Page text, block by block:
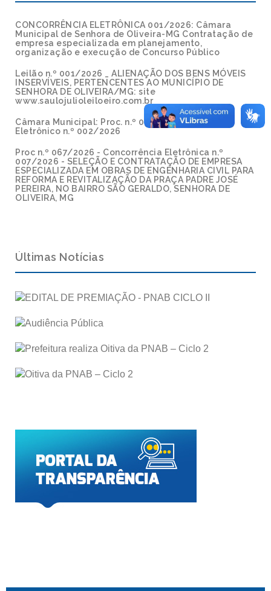
CONCORRÊNCIA ELETRÔNICA 001/2026: Câmara
Municipal de Senhora de Oliveira-MG Contratação de
empresa especializada em planejamento,
organização e execução de Concurso Público
Leilão n.º 001/2026 _ ALIENAÇÃO DOS BENS MÓVEIS
INSERVÍVEIS, PERTENCENTES AO MUNICÍPIO DE
SENHORA DE OLIVEIRA/MG: site
www.saulojulioleiloeiro.com.br
Câmara Municipal: Proc. n.º 002/2026 - Pregão
Eletrônico n.º 002/2026
Proc n.º 067/2026 - Concorrência Eletrônica n.º
007/2026 - SELEÇÃO E CONTRATAÇÃO DE EMPRESA
ESPECIALIZADA EM OBRAS DE ENGENHARIA CIVIL PARA
REFORMA E REVITALIZAÇÃO DA PRAÇA PADRE JOSÉ
PEREIRA, NO BAIRRO SÃO GERALDO, SENHORA DE
OLIVEIRA, MG
Últimas Notícias